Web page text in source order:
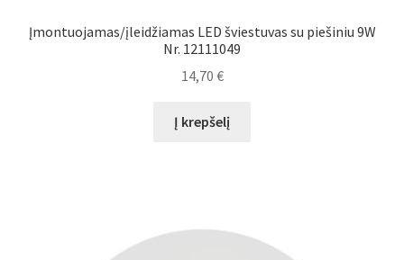
Įmontuojamas/įleidžiamas LED šviestuvas su piešiniu 9W
Nr. 12111049
14,70 €
Į krepšelį